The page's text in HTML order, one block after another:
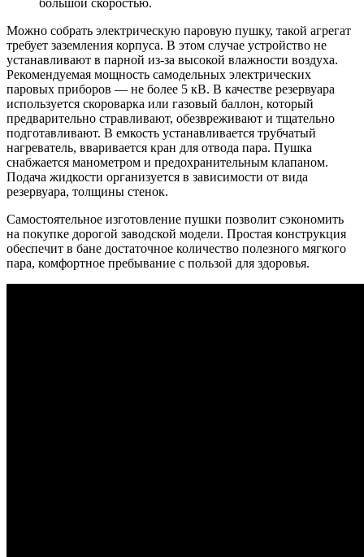
Можно собрать электрическую паровую пушку, такой агрегат
требует заземления корпуса. В этом случае устройство не
устанавливают в парной из-за высокой влажности воздуха.
Рекомендуемая мощность самодельных электрических
паровых приборов — не более 5 кВ. В качестве резервуара
используется скороварка или газовый баллон, который
предварительно стравливают, обезвреживают и тщательно
подготавливают. В емкость устанавливается трубчатый
нагреватель, вваривается кран для отвода пара. Пушка
снабжается манометром и предохранительным клапаном.
Подача жидкости организуется в зависимости от вида
резервуара, толщины стенок.
Самостоятельное изготовление пушки позволит сэкономить
на покупке дорогой заводской модели. Простая конструкция
обеспечит в бане достаточное количество полезного мягкого
пара, комфортное пребывание с пользой для здоровья.